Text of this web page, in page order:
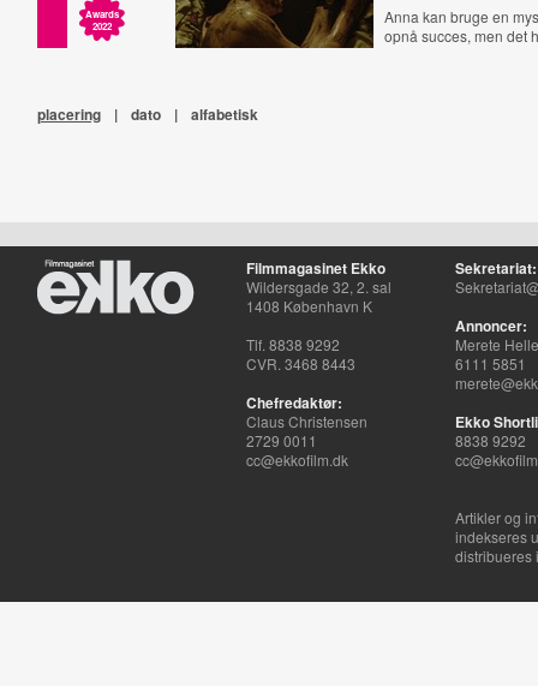
Awards
2022
Anna kan bruge en
opnå succes, men det
placering | dato | alfabetisk
Filmmagasinet Ekko
Wildersgade 32, 2. sal
1408 København K
Tlf. 8838 9292
CVR. 3468 8443
Chefredaktør:
Claus Christensen
2729 0011
cc@ekkofilm.dk
Sekretariat:
Annoncer:
Merete
6111 5851
Ekko
8838 9292
Artikler og
indekseres
distribueres